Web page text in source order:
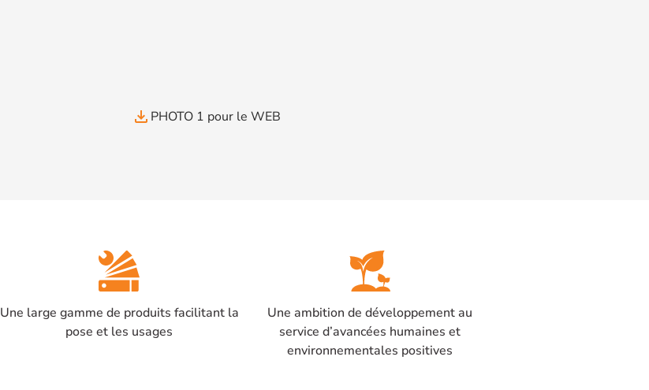
file_download PHOTO 1 pour le WEB
Une large gamme de produits facilitant la
pose et les usages
Une ambition de développement au
service d’avancées humaines et
environnementales positives